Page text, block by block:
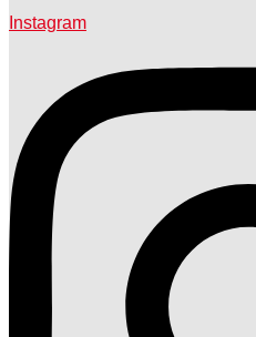
Instagram